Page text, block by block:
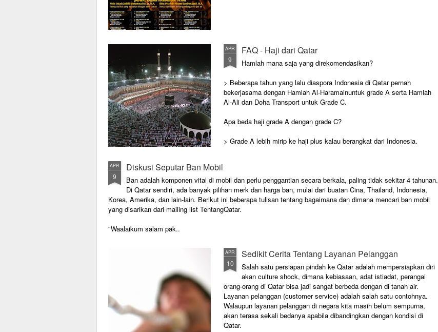
APR
9
FAQ - Haji dari Qatar
Hamlah mana saja yang direkomendasikan?
> Beberapa tahun yang lalu diaspora Indonesia di Qatar pernah
bekerjasama dengan Hamlah Al-Haramainuntuk grade A serta Hamlah
Al-Ali dan Doha Transport untuk Grade C.
Apa beda haji grade A dengan grade C?
> Grade A lebih mirip ke haji plus kalau berangkat dari Indonesia.
APR
9
Diskusi Seputar Ban Mobil
Ban adalah komponen vital di mobil dan perlu penggantian secara berkala, paling tidak sekitar 4 tahunan.
Di Qatar sendiri, ada banyak pilihan merk dan harga ban, mulai dari buatan Cina, Thailand, Indonesia,
Korea, Amerika, dan lain-lain. Berikut ini beberapa tulisan tentang bagaimana dan dimana mencari ban mobil
yang disarikan dari mailing list TentangQatar.
"Waalaikum salam pak..
APR
10
Sedikit Cerita Tentang Layanan Pelanggan
Salah satu persiapan pindah ke Qatar adalah mempersiapkan diri
akan culture shock, dimana kebiasaan, adat istiadat, perangai
orang-orang di Qatar bisa jadi sangat berbeda dengan di tanah air.
Layanan pelanggan (customer service) adalah salah satu contohnya.
Walaupun layanan pelanggan di negara kita masih belum sempurna,
akan terasa sekali bedanya apabila dibandingkan dengan kondisi di
Qatar.